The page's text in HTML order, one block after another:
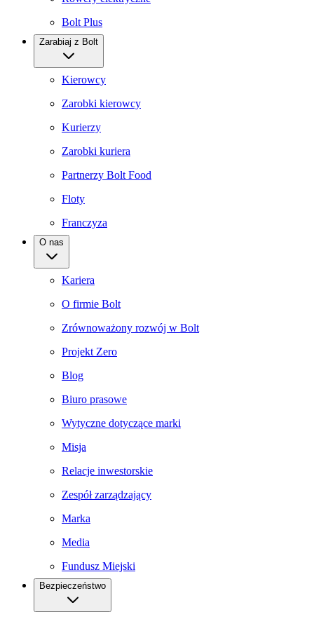
Bolt Plus
Zarabiaj z Bolt
Kierowcy
Zarobki kierowcy
Kurierzy
Zarobki kuriera
Partnerzy Bolt Food
Floty
Franczyza
O nas
Kariera
O firmie Bolt
Zrównoważony rozwój w Bolt
Projekt Zero
Blog
Biuro prasowe
Wytyczne dotyczące marki
Misja
Relacje inwestorskie
Zespół zarządzający
Marka
Media
Fundusz Miejski
Bezpieczeństwo